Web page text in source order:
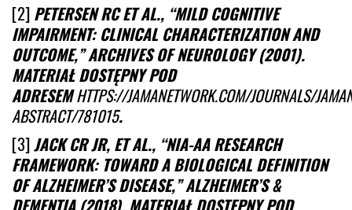
[2] PETERSEN RC ET AL., “MILD COGNITIVE
IMPAIRMENT: CLINICAL CHARACTERIZATION AND
OUTCOME,” ARCHIVES OF NEUROLOGY (2001).
MATERIAŁ DOSTĘPNY POD
ADRESEMHTTPS://JAMANETWORK.COM/JOURNALS/
ABSTRACT/781015.
[3]JACK CR JR, ET AL., “NIA-AA RESEARCH
FRAMEWORK: TOWARD A BIOLOGICAL DEFINITION
OF ALZHEIMER’S DISEASE,” ALZHEIMER’S &
DEMENTIA (2018). MATERIAŁ DOSTĘPNY POD